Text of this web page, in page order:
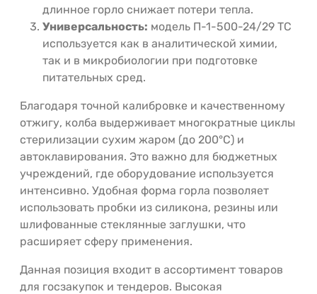
длинное горло снижает потери тепла.
Универсальность: модель П-1-500-24/29 ТС
используется как в аналитической химии,
так и в микробиологии при подготовке
питательных сред.
Благодаря точной калибровке и качественному
отжигу, колба выдерживает многократные циклы
стерилизации сухим жаром (до 200°C) и
автоклавирования. Это важно для бюджетных
учреждений, где оборудование используется
интенсивно. Удобная форма горла позволяет
использовать пробки из силикона, резины или
шлифованные стеклянные заглушки, что
расширяет сферу применения.
Данная позиция входит в ассортимент товаров
для госзакупок и тендеров. Высокая